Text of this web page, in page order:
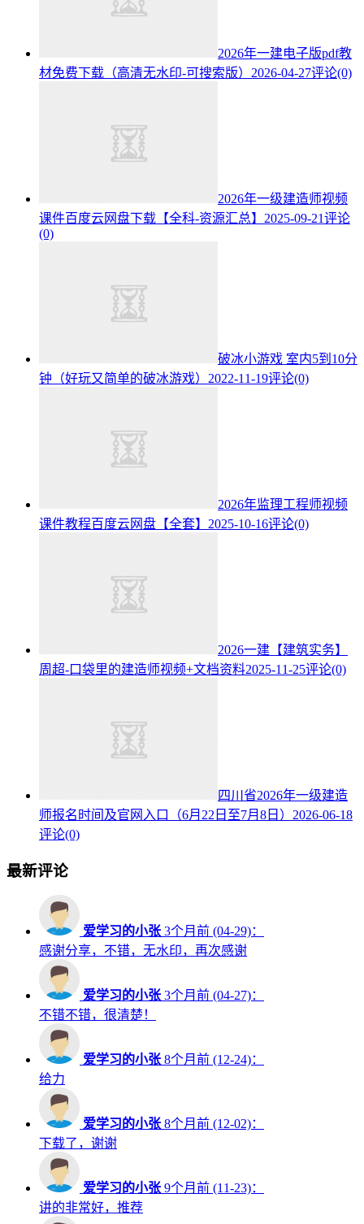
2026年一建电子版pdf教
材免费下载（高清无水印-可搜索版） 2026-04-27评论(0)
2026年一级建造师视频
课件百度云网盘下载【全科-资源汇总】 2025-09-21评论
(0)
破冰小游戏 室内5到10分
钟（好玩又简单的破冰游戏） 2022-11-19评论(0)
2026年监理工程师视频
课件教程百度云网盘【全套】 2025-10-16评论(0)
2026一建【建筑实务】
周超-口袋里的建造师视频+文档资料2025-11-25评论(0)
四川省2026年一级建造
师报名时间及官网入口（6月22日至7月8日） 2026-06-18
评论(0)
最新评论
爱学习的小张 3个月前 (04-29)：
感谢分享，不错，无水印，再次感谢
爱学习的小张 3个月前 (04-27)：
不错不错，很清楚！
爱学习的小张 8个月前 (12-24)：
给力
爱学习的小张 8个月前 (12-02)：
下载了，谢谢
爱学习的小张 9个月前 (11-23)：
讲的非常好，推荐